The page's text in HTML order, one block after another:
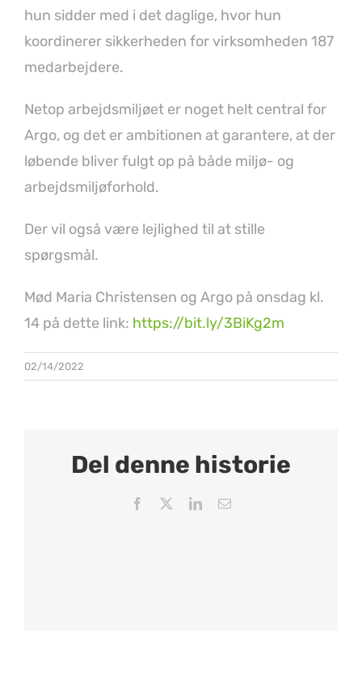
hun sidder med i det daglige, hvor hun
koordinerer sikkerheden for virksomheden 187
medarbejdere.
Netop arbejdsmiljøet er noget helt central for
Argo, og det er ambitionen at garantere, at der
løbende bliver fulgt op på både miljø- og
arbejdsmiljøforhold.
Der vil også være lejlighed til at stille
spørgsmål.
Mød Maria Christensen og Argo på onsdag kl.
14 på dette link: https://bit.ly/3BiKg2m
02/14/2022
Del denne historie
Facebook LinkedInEmail